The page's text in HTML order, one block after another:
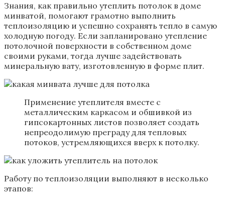
Знания, как правильно утеплить потолок в доме
минватой, помогают грамотно выполнить
теплоизоляцию и успешно сохранять тепло в самую
холодную погоду. Если запланировано утепление
потолочной поверхности в собственном доме
своими руками, тогда лучше задействовать
минеральную вату, изготовленную в форме плит.
Применение утеплителя вместе с
металлическим каркасом и обшивкой из
гипсокартонных листов позволяет создать
непреодолимую преграду для тепловых
потоков, устремляющихся вверх к потолку.
Работу по теплоизоляции выполняют в несколько
этапов: